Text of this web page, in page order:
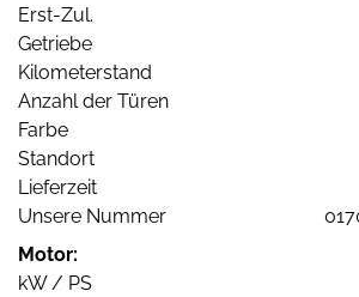
Erst-Zul.
Getriebe
Kilometerstand
Anzahl der Türen
Farbe
Standort
Lieferzeit
Unsere Nummer
Motor:
kW / PS